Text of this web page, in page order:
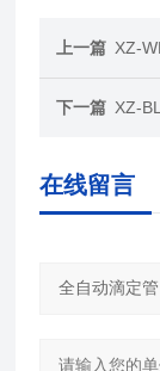
上一篇 XZ-
下一篇 XZ-
在线留言